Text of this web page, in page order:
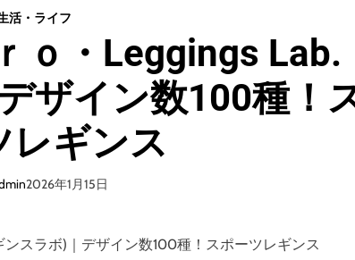
活・ライフ
ｏ・Leggings Lab.
ザイン数100種！
レギンス
2026年1月15日
ンスラボ)｜デザイン数100種！スポーツレギンス